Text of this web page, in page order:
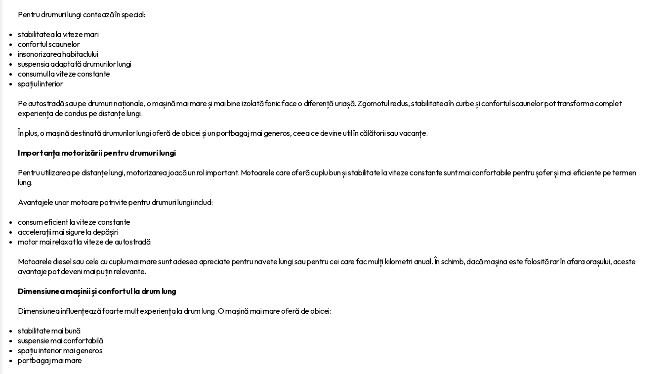
Pentru drumuri lungi contează în special:
stabilitatea la viteze mari
confortul scaunelor
insonorizarea habitaclului
suspensia adaptată drumurilor lungi
consumul la viteze constante
spațiul interior
Pe autostradă sau pe drumuri naționale, o mașină mai mare și mai bine izolată fonic face o diferență uriașă. Zgomotul redus, stabilitatea în curbe și confortul scaunelor pot transforma complet
experiența de condus pe distanțe lungi.
În plus, o mașină destinată drumurilor lungi oferă de obicei și un portbagaj mai generos, ceea ce devine util în călătorii sau vacanțe.
Importanța motorizării pentru drumuri lungi
Pentru utilizarea pe distanțe lungi, motorizarea joacă un rol important. Motoarele care oferă cuplu bun și stabilitate la viteze constante sunt mai confortabile pentru șofer și mai eficiente pe termen
lung.
Avantajele unor motoare potrivite pentru drumuri lungi includ:
consum eficient la viteze constante
accelerații mai sigure la depășiri
motor mai relaxat la viteze de autostradă
Motoarele diesel sau cele cu cuplu mai mare sunt adesea apreciate pentru navete lungi sau pentru cei care fac mulți kilometri anual. În schimb, dacă mașina este folosită rar în afara orașului, aceste
avantaje pot deveni mai puțin relevante.
Dimensiunea mașinii și confortul la drum lung
Dimensiunea influențează foarte mult experiența la drum lung. O mașină mai mare oferă de obicei:
stabilitate mai bună
suspensie mai confortabilă
spațiu interior mai generos
portbagaj mai mare